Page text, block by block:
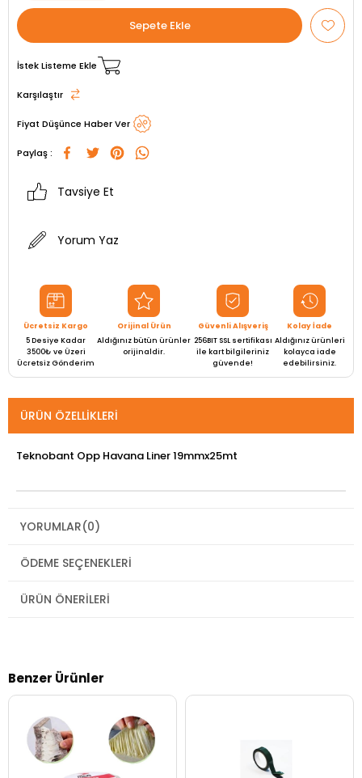
İstek Listeme Ekle
Karşılaştır
Fiyat Düşünce Haber Ver
Paylaş :
Tavsiye Et
Yorum Yaz
Ücretsiz Kargo
5 Desiye Kadar
3500₺ ve Üzeri
Ücretsiz Gönderim
Orijinal Ürün
Aldığınız bütün ürünler
orijinaldir.
Güvenli Alışveriş
256BIT SSL sertifikası
ile kart bilgileriniz
güvende!
Kolay İade
Aldığınız ürünleri
kolayca iade
edebilirsiniz.
ÜRÜN ÖZELLIKLERI
Teknobant Opp Havana Liner 19mmx25mt
YORUMLAR(0)
ÖDEME SEÇENEKLERI
ÜRÜN ÖNERILERI
Benzer Ürünler